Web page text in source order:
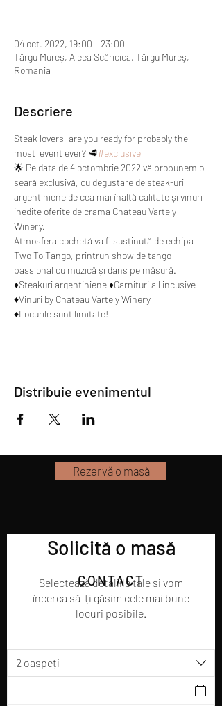
04 oct. 2022, 19:00 – 23:00
Târgu Mureș, Aleea Scăricica, Târgu Mureș,
Romania
Descriere
Steak lovers, are you ready for probably the
most event ever? 🥩#exclusive
🌟 Pe data de 4 octombrie 2022 vă propunem o
seară exclusivă, cu degustare de steak-uri
argentiniene de cea mai înaltă calitate și vinuri
inedite oferite de crama Chateau Vartely
Winery.
Atmosfera cochetă va fi susținută de echipa
Two To Tango, printrun show de tango
passional cu muzică și dans pe măsură.
♦Steakuri argentiniene ♦Garnituri all incusive
♦Vinuri by Chateau Vartely Winery
♦Locurile sunt limitate!
Distribuie evenimentul
Rezervă o masă
Solicită o masă
Selectează detaliile tale și vom
încerca să-ți găsim cele mai bune
locuri posibile.
2 oaspeți
CONTACT